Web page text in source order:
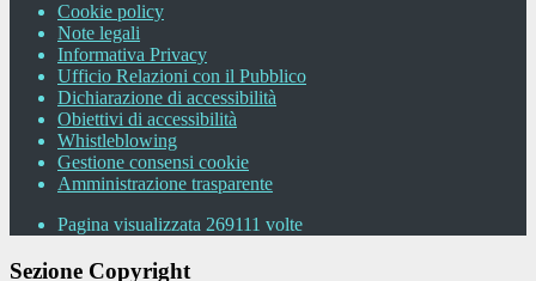
Cookie policy
Note legali
Informativa Privacy
Ufficio Relazioni con il Pubblico
Dichiarazione di accessibilità
Obiettivi di accessibilità
Whistleblowing
Gestione consensi cookie
Amministrazione trasparente
Pagina visualizzata 269111 volte
Sezione Copyright